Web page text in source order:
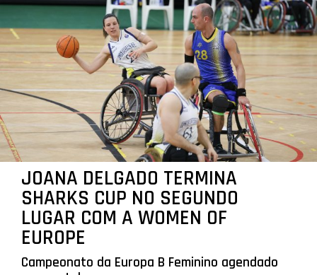
JOANA DELGADO TERMINA
SHARKS CUP NO SEGUNDO
LUGAR COM A WOMEN OF
EUROPE
Campeonato da Europa B Feminino agendado